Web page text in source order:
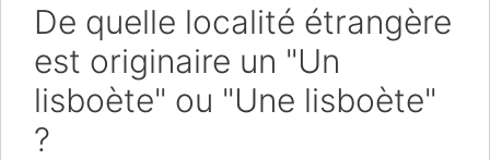
De quelle localité étrangère
est originaire un "Un
lisboète" ou "Une lisboète"
?